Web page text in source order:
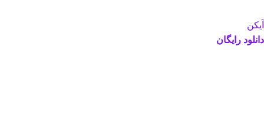
آیکن
دانلود رایگان